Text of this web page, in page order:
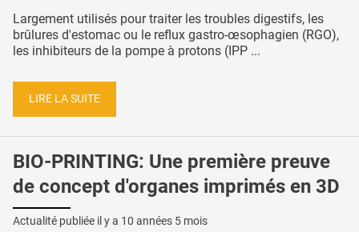
Largement utilisés pour traiter les troubles digestifs, les
brûlures d'estomac ou le reflux gastro-œsophagien (RGO),
les inhibiteurs de la pompe à protons (IPP ...
LIRE LA SUITE
BIO-PRINTING: Une première preuve
de concept d'organes imprimés en 3D
Actualité publiée il y a 10 années 5 mois